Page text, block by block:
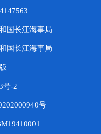
国长江海事局
国长江海事局
号-2
号